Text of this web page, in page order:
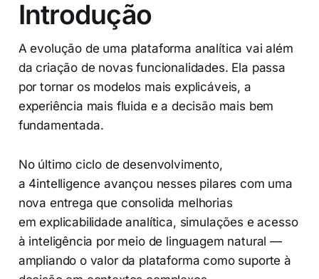
Introdução
A evolução de uma plataforma analítica vai além
da criação de novas funcionalidades. Ela passa
por tornar os modelos mais explicáveis, a
experiência mais fluida e a decisão mais bem
fundamentada.
No último ciclo de desenvolvimento,
a 4intelligence avançou nesses pilares com uma
nova entrega que consolida melhorias
em explicabilidade analítica, simulações e acesso
à inteligência por meio de linguagem natural —
ampliando o valor da plataforma como suporte à